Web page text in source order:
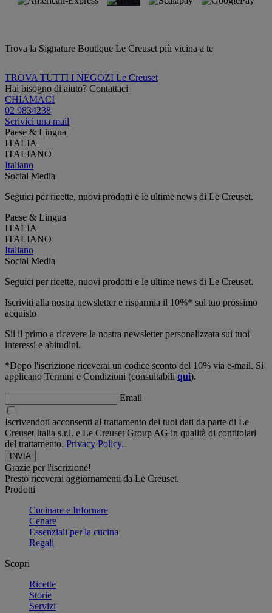
Trova la Signature Boutique Le Creuset più vicina a te
TROVA TUTTI I NEGOZI Le Creuset
Hai bisogno di aiuto? Contattaci
CHIAMACI
02 9834238
Scrivici una mail
Paese & Lingua
ITALIA
ITALIANO
Italiano
Social Media
Seguici per ricette, nuovi prodotti e le ultime news di Le Creuset.
Paese & Lingua
ITALIA
ITALIANO
Italiano
Social Media
Seguici per ricette, nuovi prodotti e le ultime news di Le Creuset.
Iscriviti alla nostra newsletter e risparmia il 10%* sul tuo prossimo
acquisto
Sii il primo a ricevere la nostra newsletter personalizzata sui tuoi
interessi e abitudini.
*Dopo l'iscrizione riceverai un codice sconto del 10% via e-mail. Si
applicano Termini e Condizioni (consultabili qui).
Email
Iscrivendoti acconsenti al trattamento dei tuoi dati da parte di Le
Creuset Italia s.r.l. e Le Creuset Group AG in qualità di contitolari
del trattamento. Privacy Policy.
Grazie per l'iscrizione!
Presto riceverai aggiornamenti da Le Creuset.
Prodotti
Cucinare e Infornare
Cenare
Essenziali per la cucina
Regali
Scopri
Ricette
Storie
Servizi